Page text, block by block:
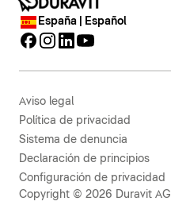
España | Español
Aviso legal
Política de privacidad
Sistema de denuncia
Declaración de principios
Configuración de privacidad
Copyright © 2026 Duravit AG